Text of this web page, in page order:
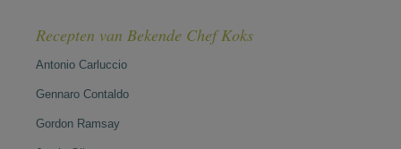
Recepten van Bekende Chef Koks
Antonio Carluccio
Gennaro Contaldo
Gordon Ramsay